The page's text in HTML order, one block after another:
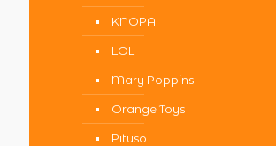
KNOPA
LOL
Mary Poppins
Orange Toys
Pituso